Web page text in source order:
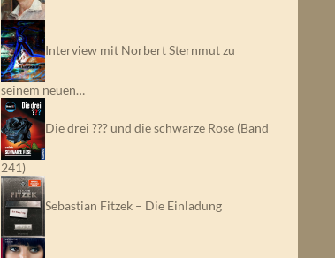
Interview mit Norbert Sternmut zu
seinem neuen…
Die drei ??? und die schwarze Rose (Band
241)
Sebastian Fitzek – Die Einladung